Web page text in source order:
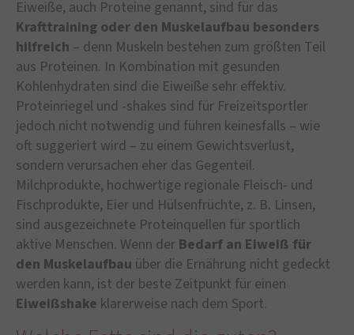
Eiweiße, auch Proteine genannt, sind für das
Krafttraining oder den Muskelaufbau besonders
hilfreich – denn Muskeln bestehen zum größten Teil
aus Proteinen. In Kombination mit gesunden
Kohlenhydraten sind die Eiweiße sehr effektiv.
Proteinriegel und -shakes sind für Freizeitsportler
jedoch nicht notwendig und führen keinesfalls – wie
oft suggeriert wird – zu einem Gewichtsverlust,
sondern verursachen eher das Gegenteil.
Milchprodukte, hochwertige regionale Fleisch- und
Fischprodukte, Eier und Hülsenfrüchte, z. B. Linsen,
sind ausgezeichnete Proteinquellen für sportlich
aktive Menschen. Wenn der Bedarf an Eiweiß für
den Muskelaufbau über die Ernährung nicht gedeckt
werden kann, ist der beste Zeitpunkt für einen
Eiweißshake klarerweise nach dem Sport.